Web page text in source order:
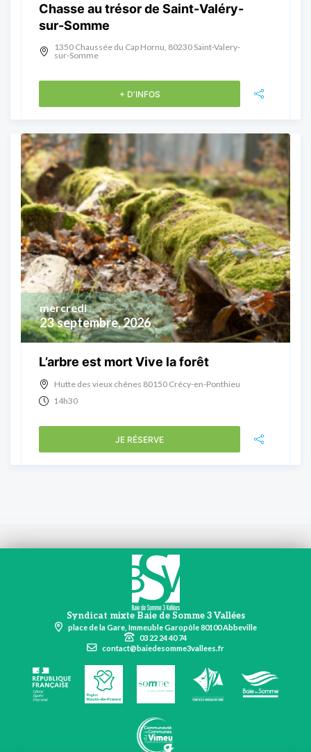
Chasse au trésor de Saint-Valéry-
sur-Somme
1350 Chaussée du Cap Hornu, 80230 Saint-Valery-
sur-Somme
+ D'INFOS
23 septembre, 2026
mercredi
L’arbre est mort Vive la forêt
Hutte des vieux chênes 80150 Crécy-en-Ponthieu
14h30
JE RÉSERVE
Syndicat mixte Baie de Somme 3 Vallées
place de la Gare, Immeuble Garopôle 80100 Abbeville
03 22 24 40 74
contact@baiedesomme3vallees.fr